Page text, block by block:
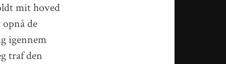
mit hoved
de
igennem
traf den